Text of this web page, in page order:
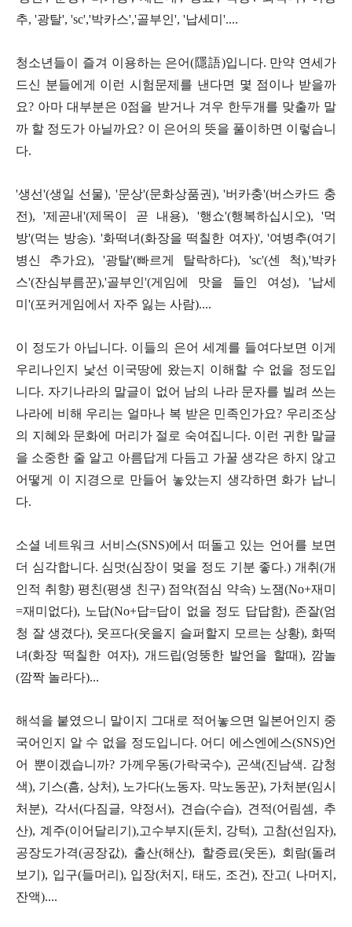
추, '광탈', 'sc','박카스','골부인', '납세미 '....
청소년들이 즐겨 이용하는 은어(隱語)입니다. 만약 연세가
드신 분들에게 이런 시험문제를 낸다면 몇 점이나 받을까
요? 아마 대부분은0점을 받거나 겨우 한두개를 맞출까 말
까 할 정도가 아닐까요? 이 은어의 뜻을 풀이하면 이렇습니
다.
'생선'(생일 선물), '문상'(문화상품권), '버카충'(버스카드 충
전), '제곧내'(제목이 곧 내용), '행쇼'(행복하십시오), '먹
방'(먹는 방송). '화떡녀(화장을 떡칠한 여자)', '여병추(여기
병신 추가요), '광탈'(빠르게 탈락하다), 'sc'(센 척),'박카
스'(잔심부름꾼),'골부인'(게임에 맛을 들인 여성), '납세
미 '(포커게임에서 자주 잃는 사람)....
이 정도가 아닙니다. 이들의 은어 세계를 들여다보면 이게
우리나인지 낯선 이국땅에 왔는지 이해할 수 없을 정도입
니다. 자기나라의 말글이 없어 남의 나라 문자를 빌려 쓰는
나라에 비해 우리는 얼마나 복 받은 민족인가요? 우리조상
의 지혜와 문화에 머리가 절로 숙여집니다. 이런 귀한 말글
을 소중한 줄 알고 아름답게 다듬고 가꿀 생각은 하지 않고
어떻게 이 지경으로 만들어 놓았는지 생각하면 화가 납니
다.
소셜 네트워크 서비스(SNS)에서 떠돌고 있는 언어를 보면
더 심각합니다. 심멋(심장이 멎을 정도 기분 좋다.) 개취(개
인적 취향) 평친(평생 친구) 점약(점심 약속) 노잼(No+재미
=재미없다), 노답(No+답=답이 없을 정도 답답함), 존잘(엄
청 잘 생겼다), 웃프다(웃을지 슬퍼할지 모르는 상황), 화떡
녀(화장 떡칠한 여자), 개드립(엉뚱한 발언을 할때), 깜놀
(깜짝 놀라다)...
해석을 붙였으니 말이지 그대로 적어놓으면 일본어인지 중
국어인지 알 수 없을 정도입니다. 어디 에스엔에스(SNS)언
어 뿐이겠습니까? 가께우동(가락국수), 곤색(진남색. 감청
색), 기스(흠, 상처), 노가다(노동자. 막노동꾼), 가처분(임시
처분), 각서(다짐글, 약정서), 견습(수습), 견적(어림셈, 추
산), 계주(이어달리기 ),고수부지 (둔치 , 강턱), 고참(선임자),
공장도가격(공장값), 출산(해산), 할증료(웃돈), 회람(돌려
보기 ), 입구(들머리 ), 입장(처지 ,태도, 조건), 잔고( 나머지 ,
잔액)....